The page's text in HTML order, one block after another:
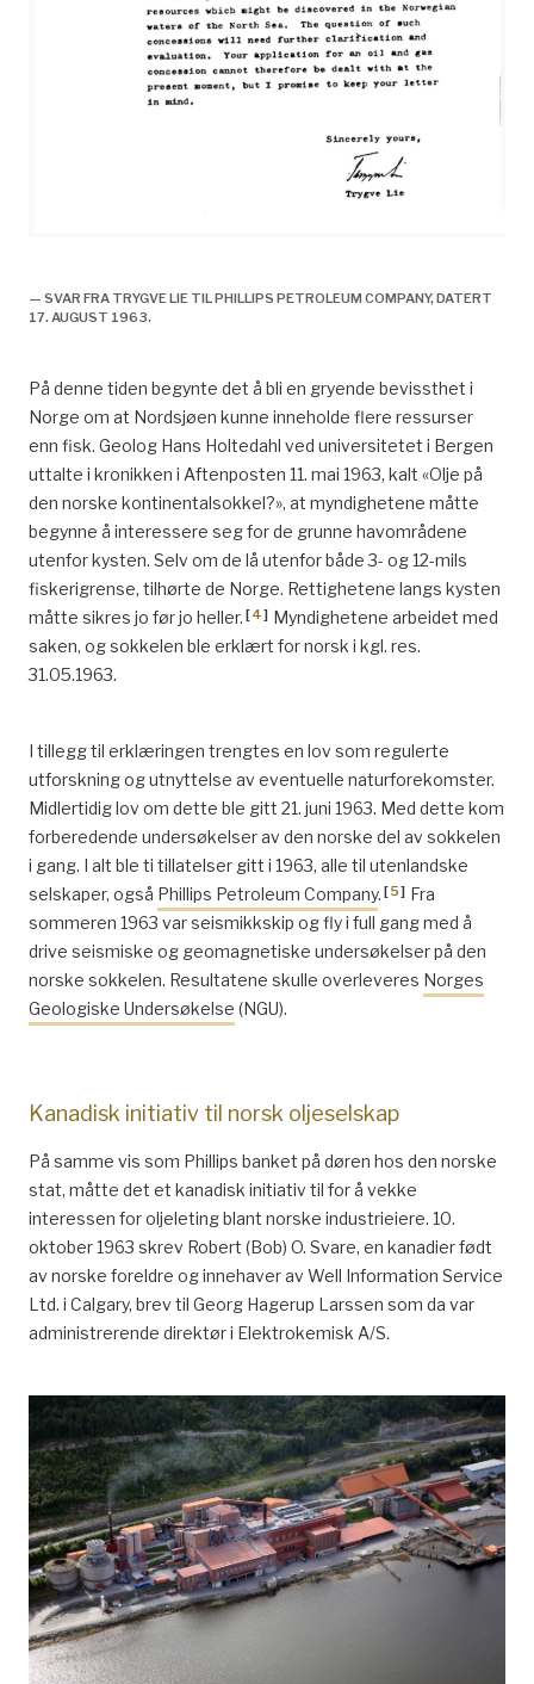
— SVAR FRA TRYGVE LIE TIL PHILLIPS PETROLEUM COMPANY, DATERT
17. AUGUST 1963.
På denne tiden begynte det å bli en gryende bevissthet i
Norge om at Nordsjøen kunne inneholde flere ressurser
enn fisk. Geolog Hans Holtedahl ved universitetet i Bergen
uttalte i kronikken i Aftenposten 11. mai 1963, kalt «Olje på
den norske kontinentalsokkel?», at myndighetene måtte
begynne å interessere seg for de grunne havområdene
utenfor kysten. Selv om de lå utenfor både 3- og 12-mils
fiskerigrense, tilhørte de Norge. Rettighetene langs kysten
måtte sikres jo før jo heller. [4] Myndighetene arbeidet med
saken, og sokkelen ble erklært for norsk i kgl. res.
31.05.1963.
I tillegg til erklæringen trengtes en lov som regulerte
utforskning og utnyttelse av eventuelle naturforekomster.
Midlertidig lov om dette ble gitt 21. juni 1963. Med dette kom
forberedende undersøkelser av den norske del av sokkelen
i gang. I alt ble ti tillatelser gitt i 1963, alle til utenlandske
selskaper, også Phillips Petroleum Company. [5] Fra
sommeren 1963 var seismikkskip og fly i full gang med å
drive seismiske og geomagnetiske undersøkelser på den
norske sokkelen. Resultatene skulle overleveres Norges
Geologiske Undersøkelse (NGU).
Kanadisk initiativ til norsk oljeselskap
På samme vis som Phillips banket på døren hos den norske
stat, måtte det et kanadisk initiativ til for å vekke
interessen for oljeleting blant norske industrieiere. 10.
oktober 1963 skrev Robert (Bob) O. Svare, en kanadier født
av norske foreldre og innehaver av Well Information Service
Ltd. i Calgary, brev til Georg Hagerup Larssen som da var
administrerende direktør i Elektrokemisk A/S.